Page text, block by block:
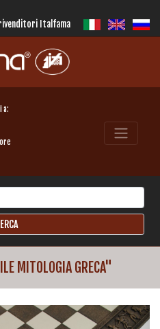
Italfama
a:
MITOLOGIA GRECA"